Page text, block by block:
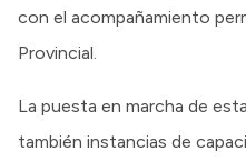
con el acompañamiento
Provincial.
La puesta en marcha de
también instancias de